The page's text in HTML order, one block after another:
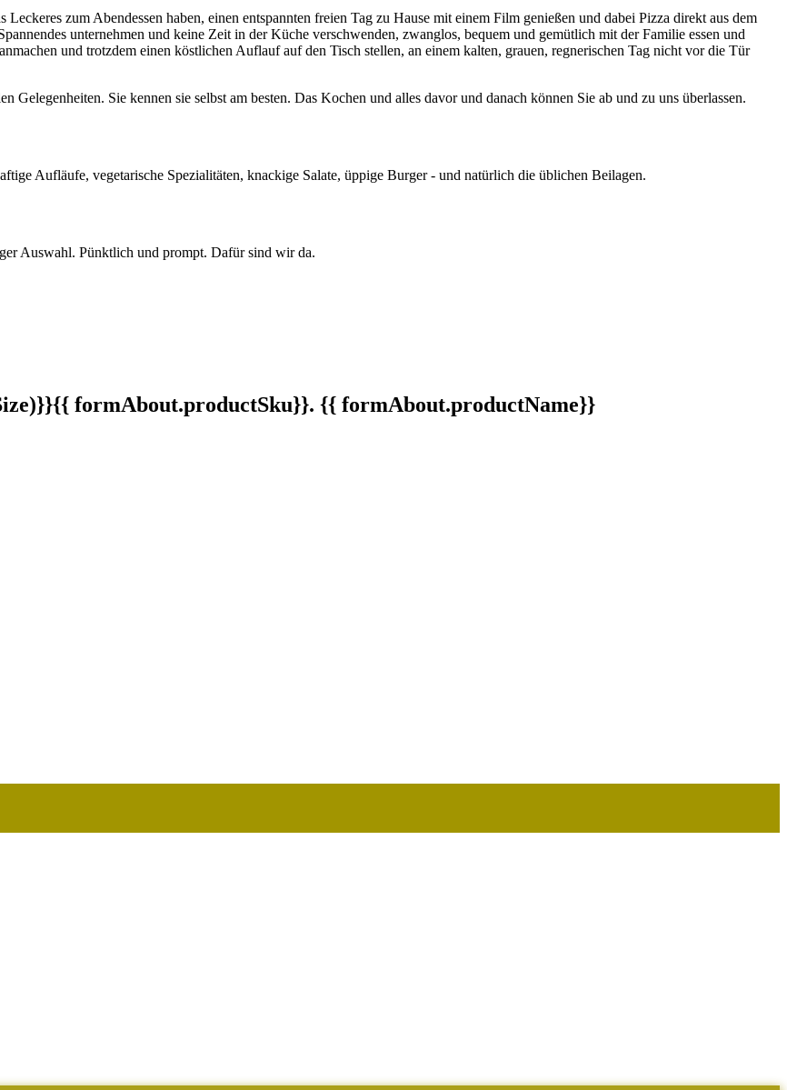
zum Abendessen haben, einen entspannten freien Tag zu Hause mit einem Film genießen und dabei Pizza direkt aus dem
unternehmen und keine Zeit in der Küche verschwenden, zwanglos, bequem und gemütlich mit der Familie essen und
und trotzdem einen köstlichen Auflauf auf den Tisch stellen, an einem kalten, grauen, regnerischen Tag nicht vor die Tür
Sie kennen sie selbst am besten. Das Kochen und alles davor und danach können Sie ab und zu uns überlassen.
Aufläufe, vegetarische Spezialitäten, knackige Salate, üppige Burger - und natürlich die üblichen Beilagen.
Auswahl. Pünktlich und prompt. Dafür sind wir da.
{{ formAbout.productSku}}. {{ formAbout.productName}}